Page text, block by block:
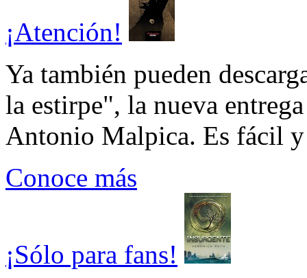
¡Atención!
Ya también pueden
la estirpe", la nueva
Antonio Malpica. Es fácil
Conoce más
¡Sólo para fans!